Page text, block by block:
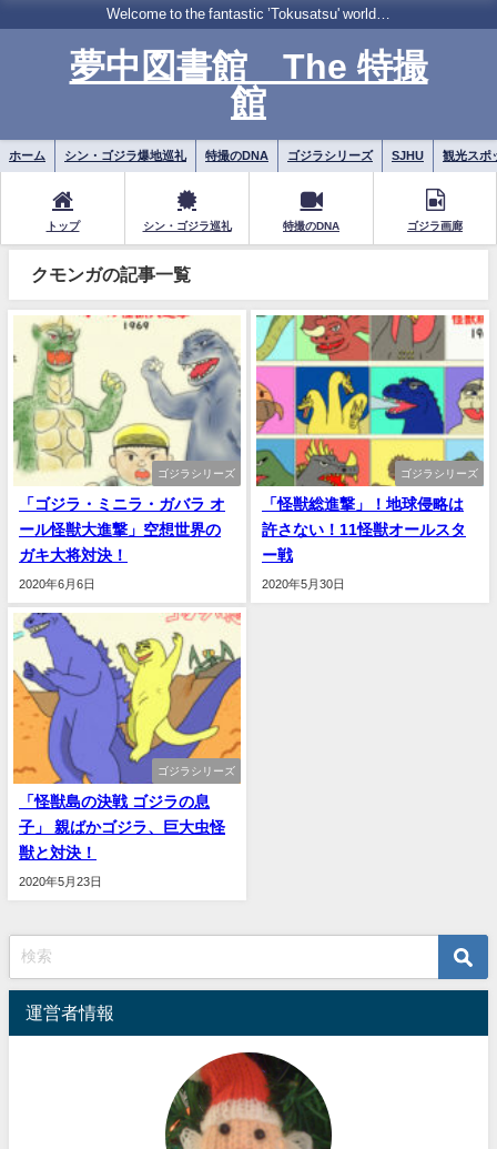
Welcome to the fantastic ’Tokusatsu' world…
夢中図書館 The 特撮
館
ホーム シン・ゴジラ爆地巡礼 特撮のDNA ゴジラシリーズ SJHU 観光スポ
トップ シン・ゴジラ巡礼 特撮のDNA ゴジラ画廊
クモンガの記事一覧
ゴジラシリーズ
「ゴジラ・ミニラ・ガバラ オ
ール怪獣大進撃」空想世界の
ガキ大将対決！
2020年6月6日
ゴジラシリーズ
「怪獣総進撃」！地球侵略は
許さない！11怪獣オールスタ
ー戦
2020年5月30日
ゴジラシリーズ
「怪獣島の決戦 ゴジラの息
子」 親ばかゴジラ、巨大虫怪
獣と対決！
2020年5月23日
運営者情報